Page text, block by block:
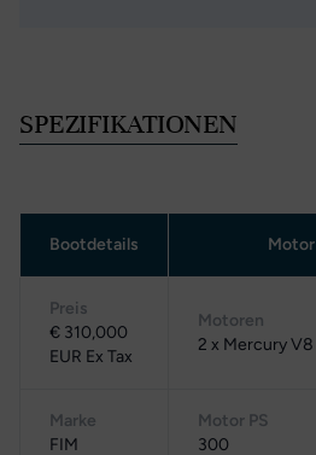
SPEZIFIKATIONEN
Bootdetails Motor
Preis
€ 310,000
EUR Ex Tax
Motoren
2 x Mercury V8
Marke
FIM
Motor PS
300